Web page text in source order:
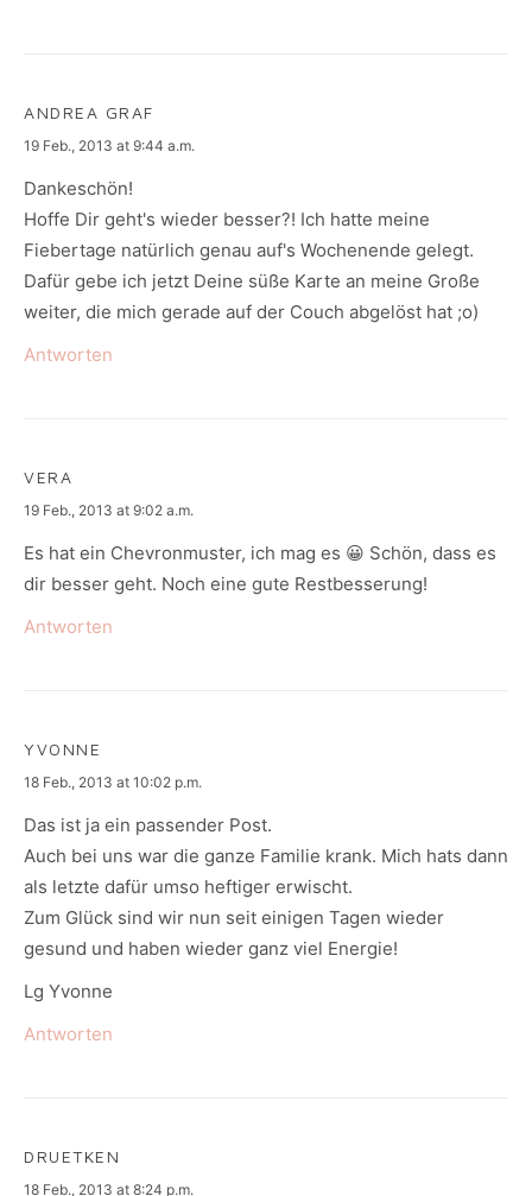
ANDREA GRAF
says:
19 Feb., 2013 at 9:44 a.m.
Dankeschön!
Hoffe Dir geht's wieder besser?! Ich hatte meine
Fiebertage natürlich genau auf's Wochenende gelegt.
Dafür gebe ich jetzt Deine süße Karte an meine Große
weiter, die mich gerade auf der Couch abgelöst hat ;o)
Antworten
VERA
says:
19 Feb., 2013 at 9:02 a.m.
Es hat ein Chevronmuster, ich mag es 😀 Schön, dass es
dir besser geht. Noch eine gute Restbesserung!
Antworten
YVONNE
says:
18 Feb., 2013 at 10:02 p.m.
Das ist ja ein passender Post.
Auch bei uns war die ganze Familie krank. Mich hats dann
als letzte dafür umso heftiger erwischt.
Zum Glück sind wir nun seit einigen Tagen wieder
gesund und haben wieder ganz viel Energie!
Lg Yvonne
Antworten
DRUETKEN
says:
18 Feb., 2013 at 8:24 p.m.